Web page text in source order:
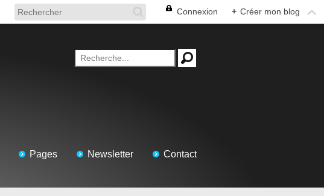
Connexion + Créer mon blog
Pages Newsletter Contact